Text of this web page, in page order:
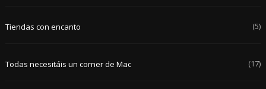
Tiendas con encanto (5)
Todas necesitáis un corner de Mac (17)